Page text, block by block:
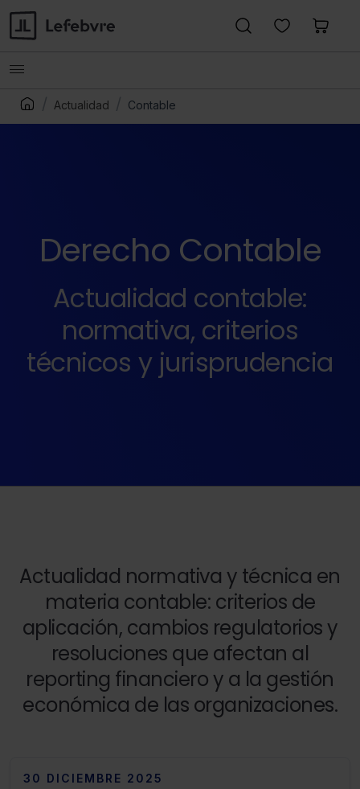
Actualidad Contable
Derecho Contable
Actualidad contable:
normativa, criterios
técnicos y jurisprudencia
Actualidad normativa y técnica en
materia contable: criterios de
aplicación, cambios regulatorios y
resoluciones que afectan al
reporting financiero y a la gestión
económica de las organizaciones.
30 DICIEMBRE 2025